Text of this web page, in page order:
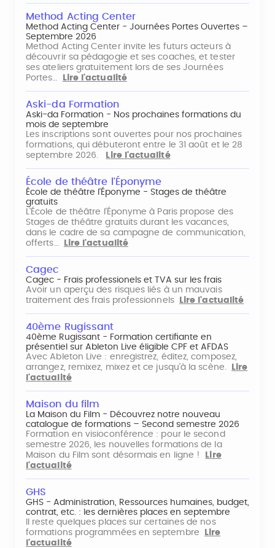
Method Acting Center
Method Acting Center - Journées Portes Ouvertes –
Septembre 2026
Method Acting Center invite les futurs acteurs à
découvrir sa pédagogie et ses coaches, et tester
ses ateliers gratuitement lors de ses Journées
Portes…
Lire l'actualité
Aski-da Formation
Aski-da Formation - Nos prochaines formations du
mois de septembre
Les inscriptions sont ouvertes pour nos prochaines
formations, qui débuteront entre le 31 août et le 28
septembre 2026.
Lire l'actualité
École de théâtre l'Éponyme
École de théâtre l'Éponyme - Stages de théâtre
gratuits
L'École de théâtre l'Éponyme à Paris propose des
Stages de théâtre gratuits durant les vacances,
dans le cadre de sa campagne de communication,
offerts…
Lire l'actualité
Cagec
Cagec - Frais professionels et TVA sur les frais
Avoir un aperçu des risques liés à un mauvais
traitement des frais professionnels
Lire l'actualité
40ème Rugissant
40ème Rugissant - Formation certifiante en
présentiel sur Ableton Live éligible CPF et AFDAS
Avec Ableton Live : enregistrez, éditez, composez,
arrangez, remixez, mixez et ce jusqu'à la scène.
Lire
l'actualité
Maison du film
La Maison du Film - Découvrez notre nouveau
catalogue de formations – Second semestre 2026
Formation en visioconférence : pour le second
semestre 2026, les nouvelles formations de la
Maison du Film sont désormais en ligne !
Lire
l'actualité
GHS
GHS - Administration, Ressources humaines, budget,
contrat, etc. : les dernières places en septembre
Il reste quelques places sur certaines de nos
formations programmées en septembre
Lire
l'actualité